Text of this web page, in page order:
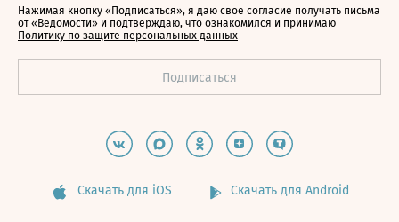
Нажимая кнопку «Подписаться», я даю свое согласие получать письма
от «Ведомости» и подтверждаю, что ознакомился и принимаю
Политику по защите персональных данных
Скачать для iOS Скачать для Android